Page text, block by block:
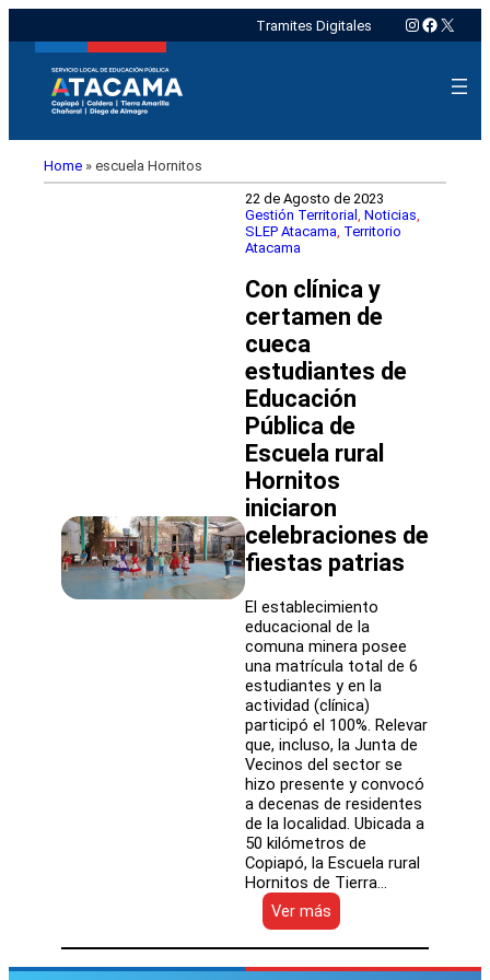
Tramites Digitales Instagram
X
Home » escuela Hornitos
22 de Agosto de 2023
Gestión Territorial , Noticias
SLEP Atacama, Territorio
Atacama
Con clínica y
certamen de
cueca
estudiantes de
Educación
Pública de
Escuela rural
Hornitos
iniciaron
celebraciones de
fiestas patrias
El establecimiento
educacional de la
comuna minera posee
una matrícula total de 6
estudiantes y en la
actividad (clínica)
participó el 100%. Relevar
que, incluso, la Junta de
Vecinos del sector se
hizo presente y convocó
a decenas de residentes
de la localidad. Ubicada a
50 kilómetros de
Copiapó, la Escuela rural
Hornitos de Tierra…
Ver más
Con
clínica
y